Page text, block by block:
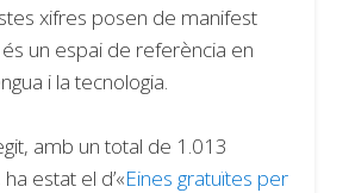
xifres posen de manifest
un espai de referència en
i la tecnologia.
amb un total de 1.013
estat el d’«Eines gratuïtes per